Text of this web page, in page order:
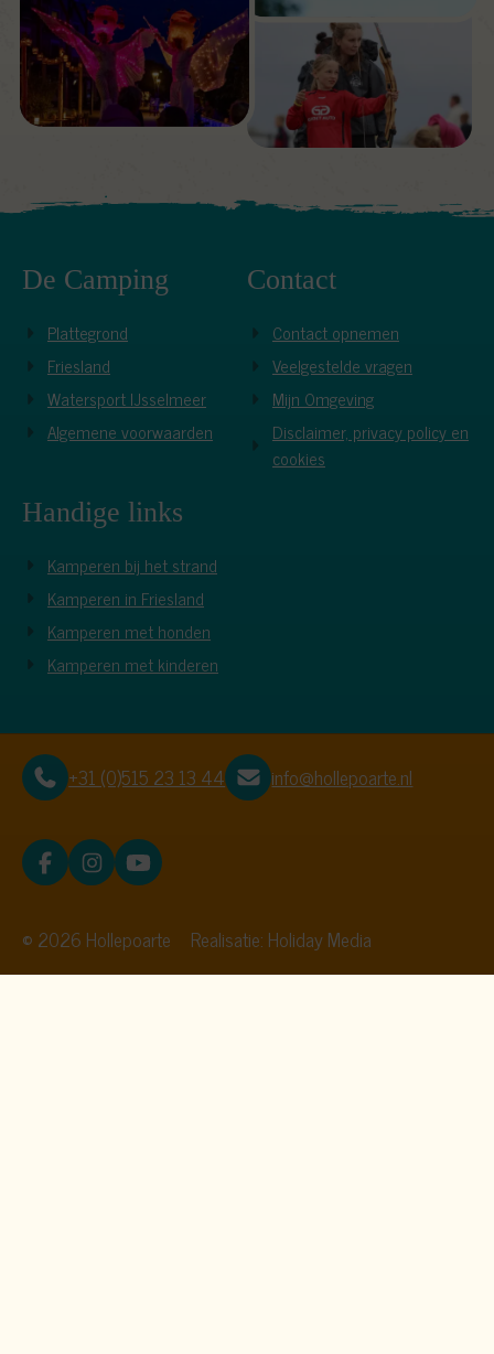
De Camping
Plattegrond
Friesland
Watersport IJsselmeer
Algemene voorwaarden
Contact
Contact opnemen
Veelgestelde vragen
Mijn Omgeving
Disclaimer, privacy policy en
cookies
Handige links
Kamperen bij het strand
Kamperen in Friesland
Kamperen met honden
Kamperen met kinderen
+31 (0)515 23 13 44 info@hollepoarte.nl
© 2026 Hollepoarte Realisatie: Holiday Media